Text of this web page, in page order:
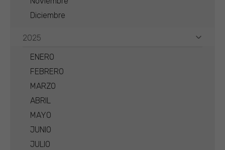
Diciembre
2025
ENERO
FEBRERO
MARZO
ABRIL
MAYO
JUNIO
JULIO